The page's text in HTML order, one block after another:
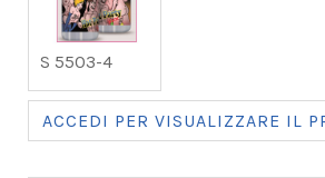
S 5503-4
ACCEDI PER VISUALIZZARE IL